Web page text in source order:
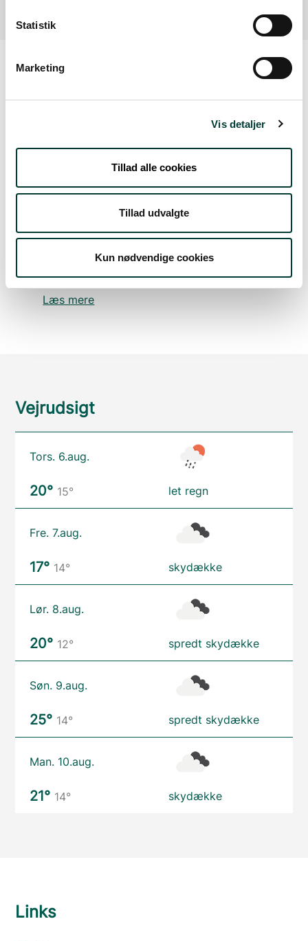
Statistik
Marketing
Vis detaljer
Tillad alle cookies
Tillad udvalgte
Kun nødvendige cookies
Med offentlig transport
Google Maps
Parkeringsplads
Parkeringsplads tæt på stranden
Læs mere
Vejrudsigt
Tors. 6.aug.
20° 15° let regn
Fre. 7.aug.
17° 14° skydække
Lør. 8.aug.
20° 12° spredt skydække
Søn. 9.aug.
25° 14° spredt skydække
Man. 10.aug.
21° 14° skydække
Links